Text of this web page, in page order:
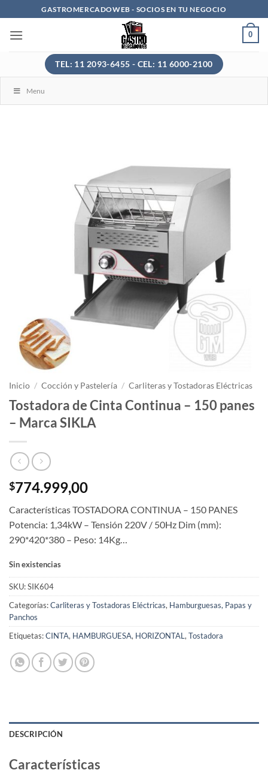
al
contenido
GASTROMERCADOWEB - SOCIOS EN TU NEGOCIO
0
TEL: 11 2093-6455 - CEL: 11 6000-2100
Menu
Inicio / Cocción y Pastelería / Carliteras y Tostadoras Eléctricas
Tostadora de Cinta Continua – 150 panes
– Marca SIKLA
$774.999,00
Características TOSTADORA CONTINUA – 150 PANES
Potencia: 1,34kW – Tensión 220V / 50Hz Dim (mm):
290*420*380 – Peso: 14Kg…
Sin existencias
SKU:SIK604
Categorías:Carliteras y Tostadoras Eléctricas, Hamburguesas, Papas y
Panchos
Etiquetas:CINTA, HAMBURGUESA, HORIZONTAL , Tostadora
DESCRIPCIÓN
Características